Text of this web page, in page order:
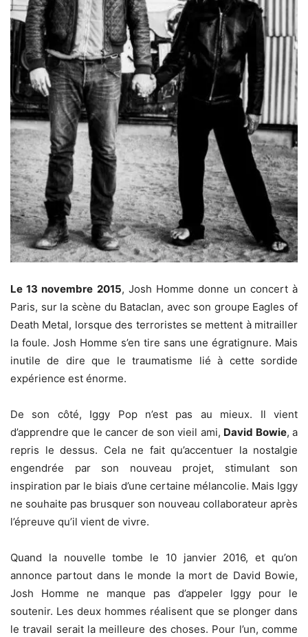
Le 13 novembre 2015, Josh Homme donne un concert à
Paris, sur la scène du Bataclan, avec son groupe Eagles of
Death Metal, lorsque des terroristes se mettent à mitrailler
la foule. Josh Homme s’en tire sans une égratignure. Mais
inutile de dire que le traumatisme lié à cette sordide
expérience est énorme.
De son côté, Iggy Pop n’est pas au mieux. Il vient
d’apprendre que le cancer de son vieil ami, David Bowie, a
repris le dessus. Cela ne fait qu’accentuer la nostalgie
engendrée par son nouveau projet, stimulant son
inspiration par le biais d’une certaine mélancolie. Mais Iggy
ne souhaite pas brusquer son nouveau collaborateur après
l’épreuve qu’il vient de vivre.
Quand la nouvelle tombe le 10 janvier 2016, et qu’on
annonce partout dans le monde la mort de David Bowie,
Josh Homme ne manque pas d’appeler Iggy pour le
soutenir. Les deux hommes réalisent que se plonger dans
le travail serait la meilleure des choses. Pour l’un, comme